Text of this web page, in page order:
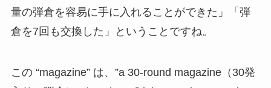
量の弾倉を容易に手に入れることができた」「弾
倉を7回も交換した」ということですね。
この “magazine” は、”a 30-round magazine（30発